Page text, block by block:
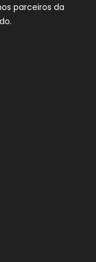
parceiros da